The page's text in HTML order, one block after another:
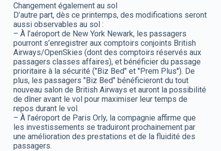
Changement également au sol
D’autre part, dès ce printemps, des modifications seront
aussi observables au sol :
– À l’aéroport de New York Newark, les passagers
pourront s’enregistrer aux comptoirs conjoints British
Airways/OpenSkies (dont des comptoirs réservés aux
passagers classes affaires), et bénéficier du passage
prioritaire à la sécurité ("Biz Bed" et "Prem Plus"). De
plus, les passagers "Biz Bed" bénéficieront du tout
nouveau salon de British Airways et auront la possibilité
de dîner avant le vol pour maximiser leur temps de
repos durant le vol.
– À l’aéroport de Paris Orly, la compagnie affirme que
les investissements se traduiront prochainement par
une amélioration des prestations et de la fluidité des
passagers.